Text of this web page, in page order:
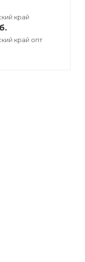
край
край опт